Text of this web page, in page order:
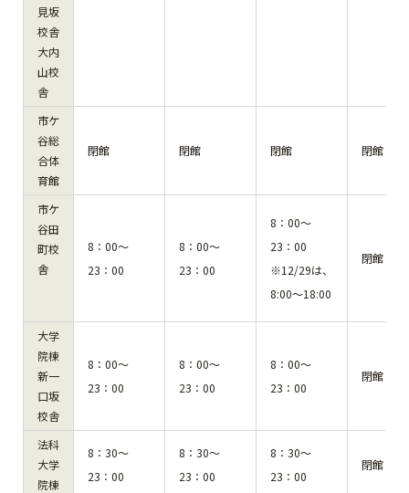
見坂
校舎
大内
山校
舎
市ケ
谷総
合体
育館
閉館 閉館 閉館 閉館
市ケ
谷田
町校
舎
8：00～
23：00
8：00～
23：00
8：00～
23：00
※12/29は、
8:00～18:00
閉館
大学
院棟
新一
口坂
校舎
8：00～
23：00
8：00～
23：00
8：00～
23：00
閉館
法科
大学
院棟
8：30～
23：00
8：30～
23：00
8：30～
23：00
閉館